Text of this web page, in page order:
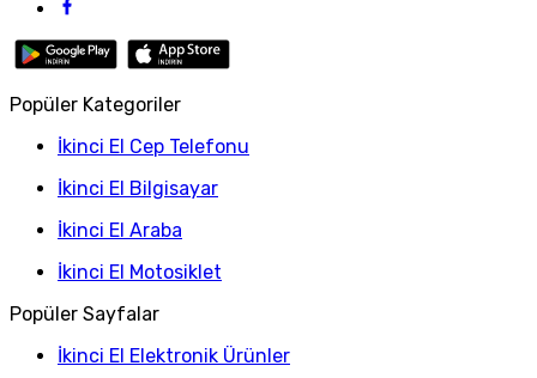
Popüler Kategoriler
İkinci El Cep Telefonu
İkinci El Bilgisayar
İkinci El Araba
İkinci El Motosiklet
Popüler Sayfalar
İkinci El Elektronik Ürünler